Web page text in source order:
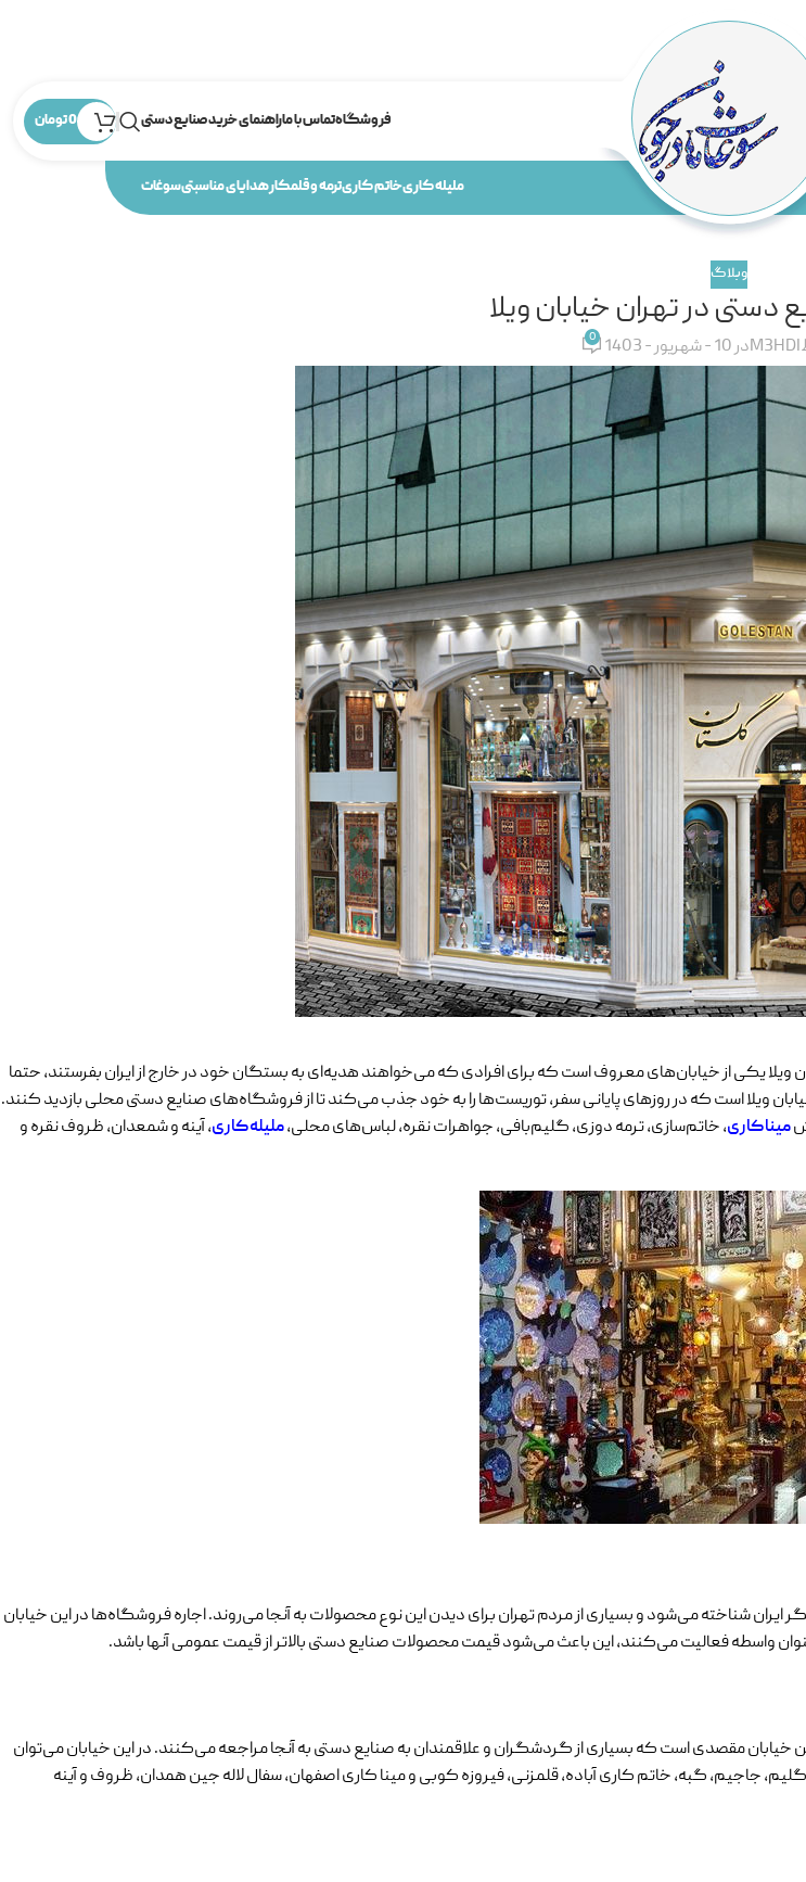
فروشگاهتماس با ماراهنمای خرید صنایع دستی 0تومان
ملیله کاریخاتم کاریترمه و قلمکارهدایای مناسبتیسوغات
وبلاگ
در تهران خیابان ویلا
M3HDIدر 10 - شهریور - 1403 0
ویلا یکی از خیابان‌های معروف است که برای افرادی که می‌خواهند هدیه‌ای به بستگان خود در خارج از ایران بفرستند، حتما
ویلا است که در روزهای پایانی سفر، توریست‌ها را به خود جذب می‌کند تا از فروشگاه‌های صنایع دستی محلی بازدید کنند.
میناکاری، خاتم‌سازی، ترمه دوزی، گلیم‌بافی، جواهرات نقره، لباس‌های محلی،ملیله‌کاری، آینه و شمعدان، ظروف نقره و
شناخته می‌شود و بسیاری از مردم تهران برای دیدن این نوع محصولات به آنجا می‌روند. اجاره فروشگاه‌ها در این خیابان
واسطه فعالیت می‌کنند، این باعث می‌شود قیمت محصولات صنایع دستی بالاتر از قیمت عمومی آنها باشد.
خیابان مقصدی است که بسیاری از گردشگران و علاقمندان به صنایع دستی به آنجا مراجعه می‌کنند. در این خیابان می‌توان
جاجیم، گبه، خاتم کاری آباده، قلمزنی، فیروزه کوبی و مینا کاری اصفهان، سفال لاله جین همدان، ظروف و آینه